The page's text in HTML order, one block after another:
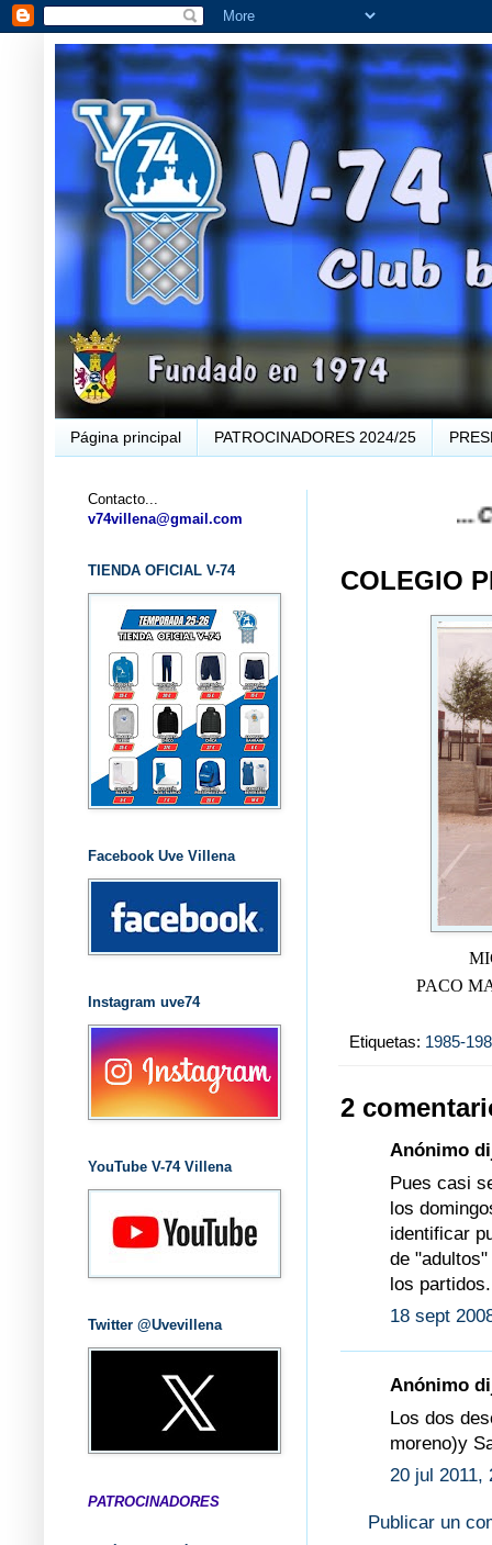
Página principal PATROCINADORES 2024/25
... CLUB
COLEGIO
PACO
Etiquetas: 1985-
2
Anónimo
Pues casi
los
identificar
de
los
18 sept
Anónimo
Los dos
moreno)y
20 jul 2011,
Publicar un
Contacto...
v74villena@gmail.com
TIENDA OFICIAL V-74
Facebook Uve Villena
Instagram uve74
YouTube V-74 Villena
Twitter @Uvevillena
PATROCINADORES